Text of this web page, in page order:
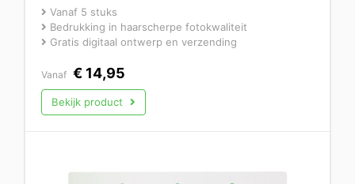
Vanaf 5 stuks
Bedrukking in haarscherpe fotokwaliteit
Gratis digitaal ontwerp en verzending
Vanaf € 14,95
Bekijk product